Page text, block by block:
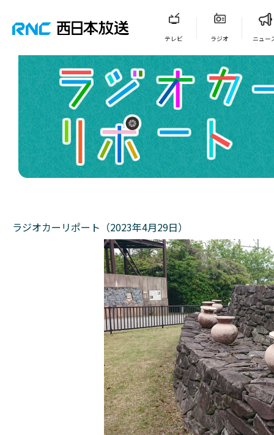
テレビ ラジオ ニュー
ラジオカーリポート（2023年4月29日）